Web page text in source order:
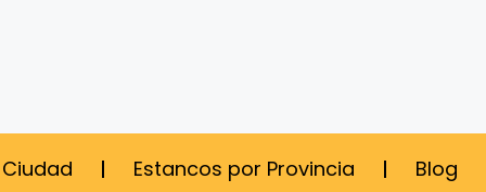
Estancos por Provincia Blog